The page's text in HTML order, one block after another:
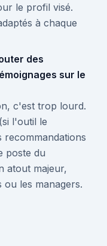
le profil visé.
à chaque
des
sur le
c'est trop lourd.
l'outil le
poste du
atout majeur,
les managers.